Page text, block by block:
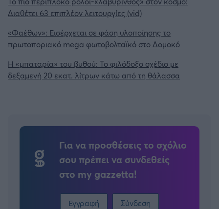
Διαθέτει 63 επιπλέον λειτουργίες (vid)
«Φαέθων»: Εισέρχεται σε φάση υλοποίησης το
πρωτοποριακό mega φωτοβολταϊκό στο Δομοκό
Η «μπαταρία» του βυθού: Το φιλόδοξο σχέδιο με
δεξαμενή 20 εκατ. λίτρων κάτω από τη θάλασσα
Για να προσθέσεις το σχόλιο
σου πρέπει να συνδεθείς
στο my gazzetta!
Εγγραφή Σύνδεση